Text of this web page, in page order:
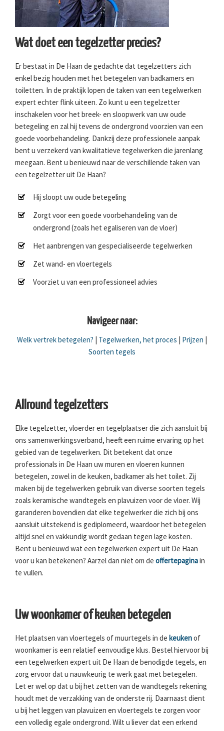
Wat doet een tegelzetter precies?
Er bestaat in De Haan de gedachte dat tegelzetters zich
enkel bezig houden met het betegelen van badkamers en
toiletten. In de praktijk lopen de taken van een tegelwerken
expert echter flink uiteen. Zo kunt u een tegelzetter
inschakelen voor het breek- en sloopwerk van uw oude
betegeling en zal hij tevens de ondergrond voorzien van een
goede voorbehandeling. Dankzij deze professionele aanpak
bent u verzekerd van kwalitatieve tegelwerken die jarenlang
meegaan. Bent u benieuwd naar de verschillende taken van
een tegelzetter uit De Haan?
Hij sloopt uw oude betegeling
Zorgt voor een goede voorbehandeling van de
ondergrond (zoals het egaliseren van de vloer)
Het aanbrengen van gespecialiseerde tegelwerken
Zet wand- en vloertegels
Voorziet u van een professioneel advies
Navigeer naar:
Welk vertrek betegelen? Tegelwerken, het proces Prijzen
Soorten tegels
Allround tegelzetters
Elke tegelzetter, vloerder en tegelplaatser die zich aansluit bij
ons samenwerkingsverband, heeft een ruime ervaring op het
gebied van de tegelwerken. Dit betekent dat onze
professionals in De Haan uw muren en vloeren kunnen
betegelen, zowel in de keuken, badkamer als het toilet. Zij
maken bij de tegelwerken gebruik van diverse soorten tegels
zoals keramische wandtegels en plavuizen voor de vloer. Wij
garanderen bovendien dat elke tegelwerker die zich bij ons
aansluit uitstekend is gediplomeerd, waardoor het betegelen
altijd snel en vakkundig wordt gedaan tegen lage kosten.
Bent u benieuwd wat een tegelwerken expert uit De Haan
voor u kan betekenen? Aarzel dan niet om de offertepaginain
te vullen.
Uw woonkamer of keuken betegelen
Het plaatsen van vloertegels of muurtegels in de keukenof
woonkamer is een relatief eenvoudige klus. Bestel hiervoor bij
een tegelwerken expert uit De Haan de benodigde tegels, en
zorg ervoor dat u nauwkeurig te werk gaat met betegelen.
Let er wel op dat u bij het zetten van de wandtegels rekening
houdt met de verzakking van de onderste rij. Daarnaast dient
u bij het leggen van plavuizen en vloertegels te zorgen voor
een volledig egale ondergrond. Wilt u liever dat een erkend